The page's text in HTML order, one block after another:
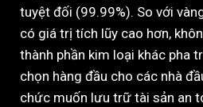
tuyệt đối (99.99%). So với
có giá trị tích lũy cao hơn,
thành phần kim loại khác pha
chọn hàng đầu cho các nhà
chức muốn lưu trữ tài sản an